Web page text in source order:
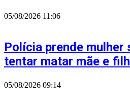
05/08/2026 11:06
Polícia prende mulher
tentar matar mãe e
05/08/2026 09:14